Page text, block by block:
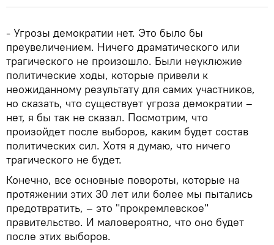
- Угрозы демократии нет. Это было бы
преувеличением. Ничего драматического или
трагического не произошло. Были неуклюжие
политические ходы, которые привели к
неожиданному результату для самих участников,
но сказать, что существует угроза демократии –
нет, я бы так не сказал. Посмотрим, что
произойдет после выборов, каким будет состав
политических сил. Хотя я думаю, что ничего
трагического не будет.
Конечно, все основные повороты, которые на
протяжении этих 30 лет или более мы пытались
предотвратить, – это "прокремлевское"
правительство. И маловероятно, что оно будет
после этих выборов.